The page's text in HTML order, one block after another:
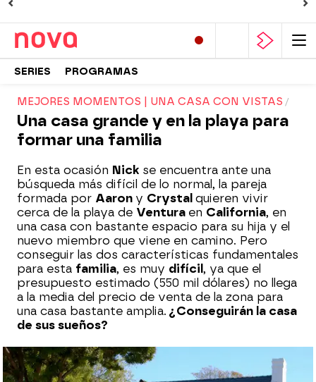
SERIES PROGRAMAS
MEJORES MOMENTOS | UNA CASA CON VISTAS
Una casa grande y en la playa para
formar una familia
En esta ocasión Nick se encuentra ante una
búsqueda más difícil de lo normal, la pareja
formada por Aaron y Crystal quieren vivir
cerca de la playa de Ventura en California, en
una casa con bastante espacio para su hija y el
nuevo miembro que viene en camino. Pero
conseguir las dos características fundamentales
para esta familia, es muy difícil , ya que el
presupuesto estimado (550 mil dólares) no llega
a la media del precio de venta de la zona para
una casa bastante amplia. ¿Conseguirán la casa
de sus sueños?